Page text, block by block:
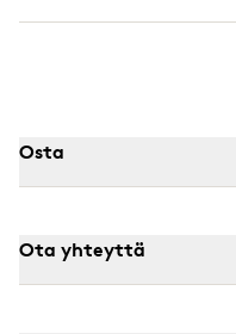
Osta
Ota yhteyttä